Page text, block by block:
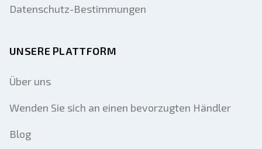
Datenschutz-Bestimmungen
UNSERE PLATTFORM
Über uns
Wenden Sie sich an einen bevorzugten Händler
Blog